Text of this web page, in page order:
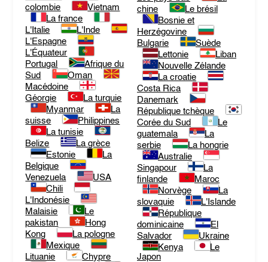
colombie
Vietnam
La france
L'Italie
L'Inde
L'Espagne
L'Équateur
Portugal
Afrique du
Sud
Oman
Macédoine
Géorgie
La turquie
Myanmar
La
suisse
Philippines
La tunisie
Belize
La grèce
Estonie
La
Belgique
Venezuela
USA
Chili
L'Indonésie
Malaisie
Le
pakistan
Hong
Kong
La pologne
Mexique
Lituanie
Chypre
chine
Le brésil
Bosnie et
Herzégovine
Bulgarie
Suède
Lettonie
Liban
Nouvelle Zélande
La croatie
Costa Rica
Danemark
République tchèque
Corée du Sud
Le
guatemala
La
serbie
La hongrie
Australie
Singapour
La
finlande
Maroc
Norvège
La
slovaquie
L'Islande
République
dominicaine
El
Salvador
Ukraine
Kenya
Le
Japon